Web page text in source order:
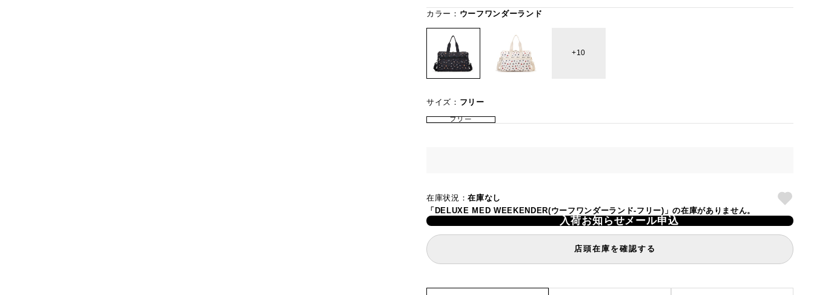
カラー： ウーフワンダーランド
10
サイズ： フリー
フリー
在庫状況：在庫なし
「DELUXE MED WEEKENDER(ウーフワンダーランド-フリー)」の在庫がありません。
入荷お知らせメール申込
店頭在庫を確認する